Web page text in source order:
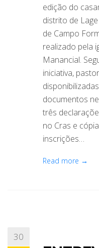
edição do
distrito de
de Campo
realizado pela
Manancial.
iniciativa,
documentos
três
no Cras e
inscrições…
Read more →
30